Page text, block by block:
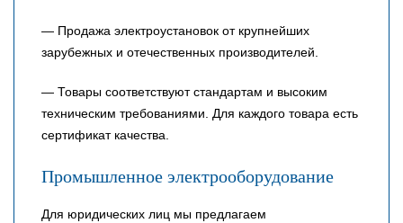
— Продажа электроустановок от крупнейших
зарубежных и отечественных производителей.
— Товары соответствуют стандартам и высоким
техническим требованиями. Для каждого товара есть
сертификат качества.
Промышленное электрооборудование
Для юридических лиц мы предлагаем